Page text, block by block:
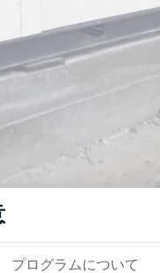
参照
プログラムについて